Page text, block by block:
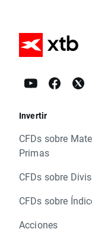
Invertir
CFDs sobre
Primas
CFDs sobre
CFDs sobre
Acciones